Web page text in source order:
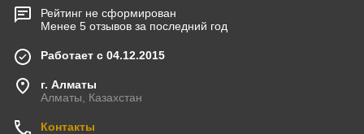
Рейтинг не сформирован
Менее 5 отзывов за последний год
Работает с 04.12.2015
г. Алматы
Алматы, Казахстан
Контакты